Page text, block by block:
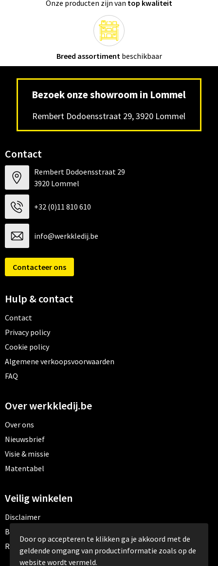
Onze producten zijn van top kwaliteit
Breed assortiment beschikbaar
Bezoek onze showroom in Lommel
Rembert Dodoensstraat 29, 3920 Lommel
Contact
Rembert Dodoensstraat 29
3920 Lommel
+32 (0)11 810 610
info@werkkledij.be
Contacteer ons
Hulp & contact
Contact
Privacy policy
Cookie policy
Algemene verkoopsvoorwaarden
FAQ
Over werkkledij.be
Over ons
Nieuwsbrief
Visie & missie
Matentabel
Veilig winkelen
Disclaimer
Betaalmethoden
Retourneren
Door op accepteren te klikken ga je akkoord met de
geldende omgang van productinformatie zoals op de
website wordt vermeld.